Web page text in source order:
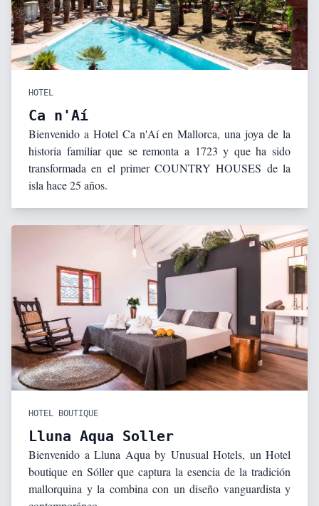
HOTEL
Ca n'Aí
Bienvenido a Hotel Ca n'Aí en Mallorca, una joya de la
historia familiar que se remonta a 1723 y que ha sido
transformada en el primer COUNTRY HOUSES de la
isla hace 25 años.
HOTEL BOUTIQUE
Lluna Aqua Soller
Bienvenido a Lluna Aqua by Unusual Hotels, un Hotel
boutique en Sóller que captura la esencia de la tradición
mallorquina y la combina con un diseño vanguardista y